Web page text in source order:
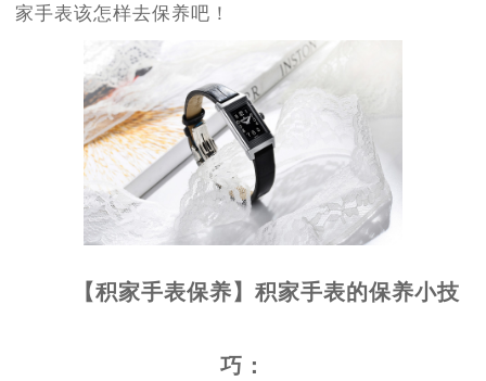
家手表该怎样去保养吧！
【积家手表保养】积家手表的保养小技
巧：